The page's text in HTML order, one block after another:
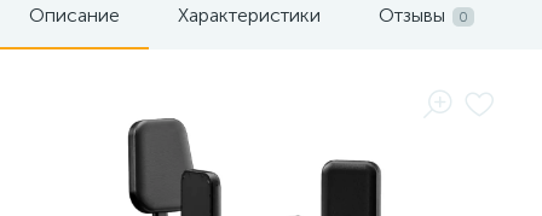
Описание Характеристики Отзывы 0